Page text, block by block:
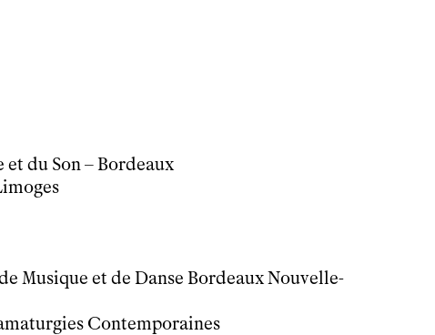
du Son – Bordeaux
Musique et de Danse Bordeaux Nouvelle-
Contemporaines